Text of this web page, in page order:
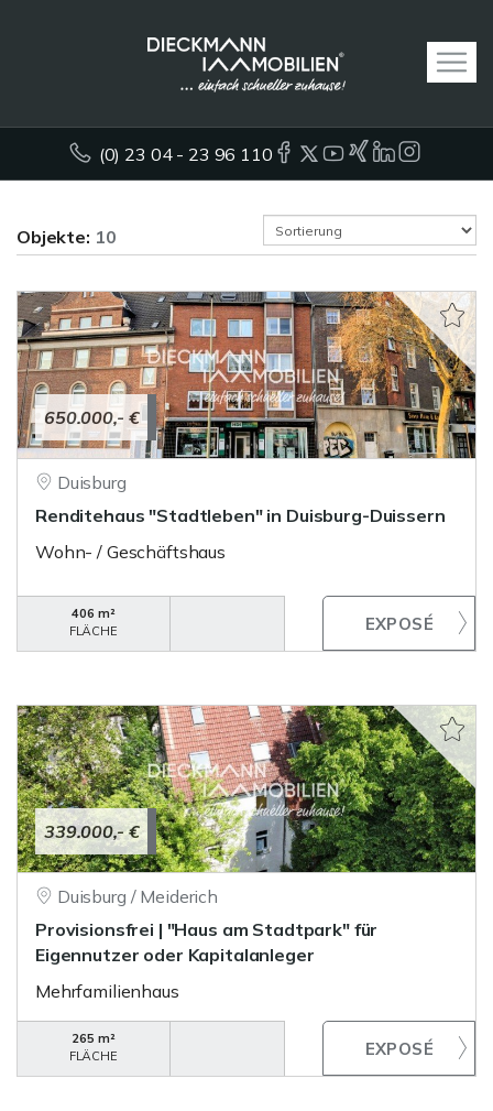
(0) 23 04 - 23 96 110
Objekte: 10
650.000,- €
Duisburg
Renditehaus "Stadtleben" in Duisburg-Duissern
Wohn- / Geschäftshaus
406 m²
FLÄCHE
339.000,- €
Duisburg / Meiderich
Provisionsfrei | "Haus am Stadtpark" für
Eigennutzer oder Kapitalanleger
Mehrfamilienhaus
265 m²
FLÄCHE